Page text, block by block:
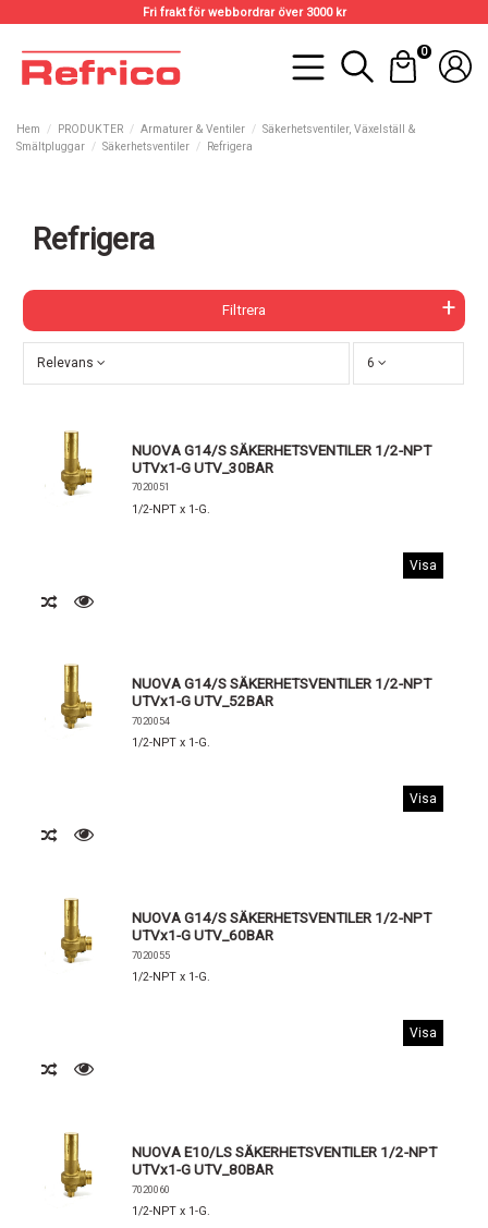
Fri frakt för webbordrar över 3000 kr
0
Hem PRODUKTER Armaturer & Ventiler
Säkerhetsventiler, Växelställ &
Smältpluggar
Säkerhetsventiler Refrigera
Refrigera
Filtrera
Relevans 6
NUOVA G14/S SÄKERHETSVENTILER 1/2-NPT
UTVx1-G UTV_30BAR
7020051
1/2-NPT x 1-G.
Visa
NUOVA G14/S SÄKERHETSVENTILER 1/2-NPT
UTVx1-G UTV_52BAR
7020054
1/2-NPT x 1-G.
Visa
NUOVA G14/S SÄKERHETSVENTILER 1/2-NPT
UTVx1-G UTV_60BAR
7020055
1/2-NPT x 1-G.
Visa
NUOVA E10/LS SÄKERHETSVENTILER 1/2-NPT
UTVx1-G UTV_80BAR
7020060
1/2-NPT x 1-G.